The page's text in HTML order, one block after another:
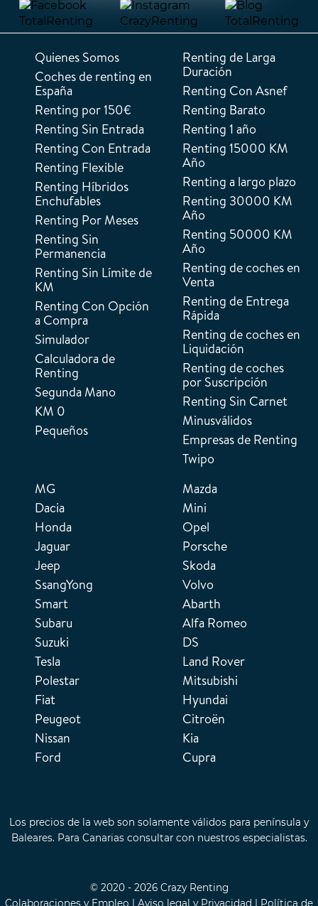
Quienes Somos
Coches de renting en
España
Renting por 150€
Renting Sin Entrada
Renting Con Entrada
Renting Flexible
Renting Híbridos
Enchufables
Renting Por Meses
Renting Sin
Permanencia
Renting Sin Límite de
KM
Renting Con Opción
a Compra
Simulador
Calculadora de
Renting
Segunda Mano
KM 0
Pequeños
MG
Dacia
Honda
Jaguar
Jeep
SsangYong
Smart
Subaru
Suzuki
Tesla
Polestar
Fiat
Peugeot
Nissan
Ford
Mazda
Mini
Opel
Porsche
Skoda
Volvo
Abarth
Alfa Romeo
DS
Land Rover
Mitsubishi
Hyundai
Citroën
Kia
Cupra
Renting de Larga
Duración
Renting Con Asnef
Renting Barato
Renting 1 año
Renting 15000 KM
Año
Renting a largo plazo
Renting 30000 KM
Año
Renting 50000 KM
Año
Renting de coches en
Venta
Renting de Entrega
Rápida
Renting de coches en
Liquidación
Renting de coches
por Suscripción
Renting Sin Carnet
Minusválidos
Empresas de Renting
Twipo
Los precios de la web son solamente válidos para península y
Baleares. Para Canarias consultar con nuestros especialistas.
© 2020 - 2026 Crazy Renting
Colaboraciones y Empleo
Aviso legal y Privacidad Política de